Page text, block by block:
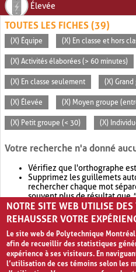
Élevée
TOUTES LES FICHES (39)
(X) Équipe (X) En classe et hors
(X) Activités élaborées (> 60 minutes)
(X) En classe seulement (X)
(X) Élevée (X) Moyen groupe
(X) Petit groupe (< 30) (X)
Votre recherche n'a donné
Vérifiez que l'orthographe
Supprimez les guillemets
rechercher chaque mot
souvent plus de résultat que
Envisagez d'élargir votre
retournera souvent plus de
NOTRE SITE WEB UTILISE
REHAUSSER VOTRE
Le site web de Polytechnique
afin de recueillir des statistiques
expérience à ses visiteurs. En
l’utilisation de ces témoins selon les